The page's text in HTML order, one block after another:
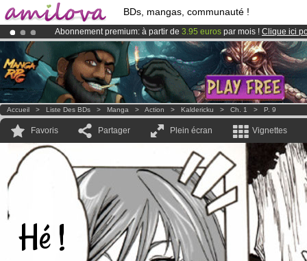
BDs, mangas, communauté !
Abonnement premium: à partir de 3.95 euros par mois ! Clique ici
LeKickstarter Amilova est désormais lancé!.
Déjà 100000membreset 1000BDs & Mangas!
Accueil > Liste Des BDs > Manga > Action > Kaldericku > Ch. 1 > P. 9
Favoris Partager Plein écran Vignettes
Hé !